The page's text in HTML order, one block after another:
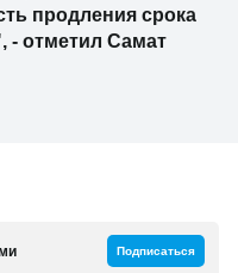
продления срока
- отметил Самат
Подписаться